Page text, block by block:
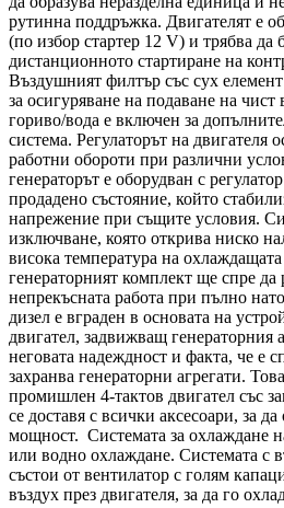
рутинна поддръжка. Двигателят е
(по избор стартер 12 V) и трябва да
дистанционното стартиране на
Въздушният филтър със сух
за осигуряване на подаване на чист
гориво/вода е включен за
система. Регулаторът на двигателя
работни обороти при различни
генераторът е оборудван с
продадено състояние, който
напрежение при същите условия.
изключване, която открива ниско
висока температура на
генераторният комплект ще спре да
непрекъсната работа при пълно
дизел е вграден в основата на
двигател, задвижващ генераторния
неговата надеждност и факта, че е
захранва генераторни агрегати.
промишлен 4-тактов двигател със
се доставя с всички аксесоари, за
мощност. Системата за охлаждане
или водно охлаждане. Системата с
състои от вентилатор с голям
въздух през двигателя, за да го